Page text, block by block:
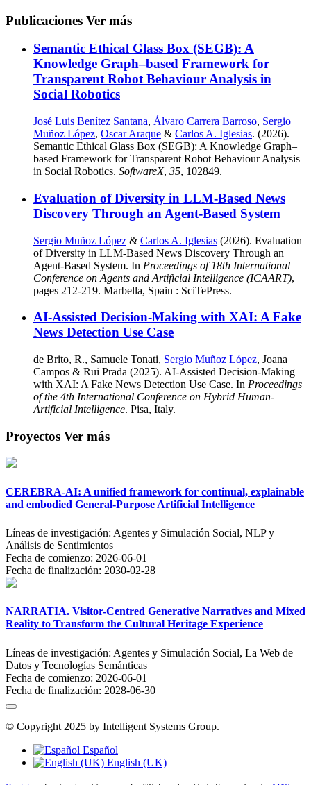
Publicaciones Ver más
Semantic Ethical Glass Box (SEGB): A
Knowledge Graph–based Framework for
Transparent Robot Behaviour Analysis in
Social Robotics
José Luis Benítez Santana, Álvaro Carrera Barroso, Sergio
Muñoz López, Oscar Araque & Carlos A. Iglesias. (2026).
Semantic Ethical Glass Box (SEGB): A Knowledge Graph–
based Framework for Transparent Robot Behaviour Analysis
in Social Robotics. SoftwareX, 35, 102849.
Evaluation of Diversity in LLM-Based News
Discovery Through an Agent-Based System
Sergio Muñoz López & Carlos A. Iglesias (2026). Evaluation
of Diversity in LLM-Based News Discovery Through an
Agent-Based System. In Proceedings of 18th International
Conference on Agents and Artificial Intelligence (ICAART),
pages 212-219. Marbella, Spain : SciTePress.
AI-Assisted Decision-Making with XAI: A Fake
News Detection Use Case
de Brito, R., Samuele Tonati, Sergio Muñoz López, Joana
Campos & Rui Prada (2025). AI-Assisted Decision-Making
with XAI: A Fake News Detection Use Case. In Proceedings
of the 4th International Conference on Hybrid Human-
Artificial Intelligence. Pisa, Italy.
Proyectos Ver más
CEREBRA-AI: A unified framework for continual, explainable
and embodied General-Purpose Artificial Intelligence
Líneas de investigación: Agentes y Simulación Social, NLP y
Análisis de Sentimientos
Fecha de comienzo: 2026-06-01
Fecha de finalización: 2030-02-28
NARRATIA. Visitor-Centred Generative Narratives and Mixed
Reality to Transform the Cultural Heritage Experience
Líneas de investigación: Agentes y Simulación Social, La Web de
Datos y Tecnologías Semánticas
Fecha de comienzo: 2026-06-01
Fecha de finalización: 2028-06-30
© Copyright 2025 by Intelligent Systems Group.
Español
English (UK)